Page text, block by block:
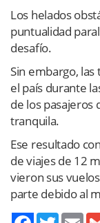
Los helados
puntualidad
desafío.
Sin embargo,
el país durante
de los pasajeros
tranquila.
Ese resultado
de viajes de 12
vieron sus
parte debido al
Twitter